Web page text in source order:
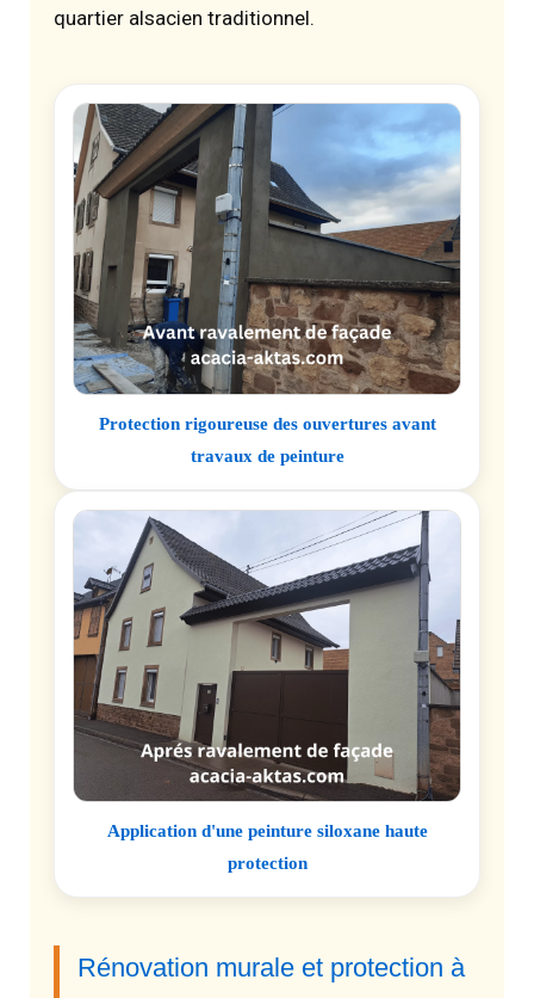
quartier alsacien traditionnel.
Protection rigoureuse des ouvertures avant
travaux de peinture
Application d'une peinture siloxane haute
protection
Rénovation murale et protection à